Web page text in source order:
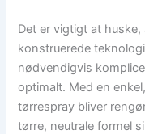
Det er vigtigt at
konstruerede
nødvendigvis
optimalt. Med en
tørrespray bliver
tørre, neutrale formel